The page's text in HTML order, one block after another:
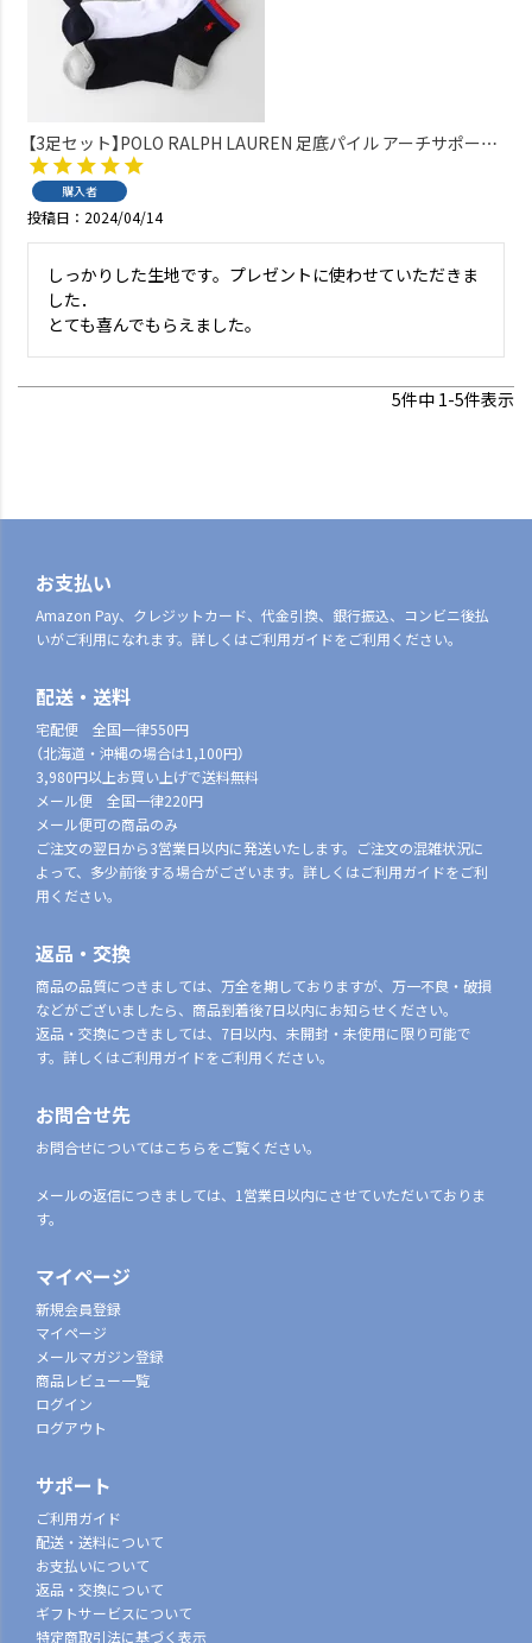
【3足セット】POLO RALPH LAUREN 足底パイル アーチサポート
ワンポイント TOPバイカラー ショート丈ソックス メンズ
92009511
購入者
投稿日 2024/04/14
しっかりした生地です。プレゼントに使わせていただきま
した．
とても喜んでもらえました。
5件中 1-5件表示
お支払い
Amazon Pay、クレジットカード、代金引換、銀行振込、コンビニ後払
いがご利用になれます。詳しくはご利用ガイドをご利用ください。
配送・送料
宅配便 全国一律550円
（北海道・沖縄の場合は1,100円）
3,980円以上お買い上げで送料無料
メール便 全国一律220円
メール便可の商品のみ
ご注文の翌日から3営業日以内に発送いたします。ご注文の混雑状況に
よって、多少前後する場合がございます。詳しくはご利用ガイドをご利
用ください。
返品・交換
商品の品質につきましては、万全を期しておりますが、万一不良・破損
などがございましたら、商品到着後7日以内にお知らせください。
返品・交換につきましては、7日以内、未開封・未使用に限り可能で
す。詳しくはご利用ガイドをご利用ください。
お問合せ先
お問合せについてはこちらをご覧ください。
メールの返信につきましては、1営業日以内にさせていただいておりま
す。
マイページ
新規会員登録
マイページ
メールマガジン登録
商品レビュー一覧
ログイン
ログアウト
サポート
ご利用ガイド
配送・送料について
お支払いについて
返品・交換について
ギフトサービスについて
特定商取引法に基づく表示